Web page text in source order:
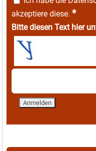
akzeptiere diese. *
Bitte diesen Text hier